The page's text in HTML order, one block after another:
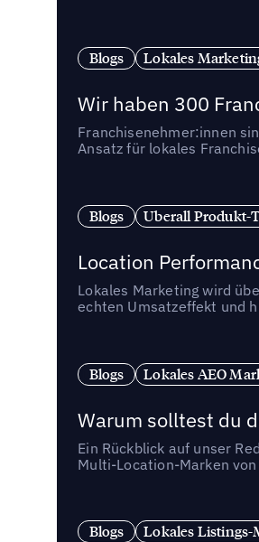
Blogs Lokales
Wir haben 300
Franchisenehmer:innen
Ansatz für lokales
Blogs Uberall Produkt-
Location
Lokales Marketing wird
echten Umsatzeffekt und
Blogs Lokales AEO
Warum solltest du
Ein Rückblick auf unser
Multi-Location-Marken
Blogs Lokales Listings-